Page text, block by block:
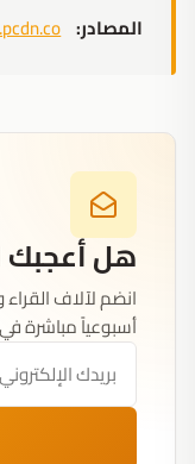
المصادر:
هل أعجبك
انضم لآلاف
أسبوعياً مباشرة